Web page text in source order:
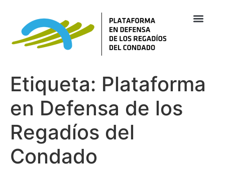
Etiqueta: Plataforma
en Defensa de los
Regadíos del
Condado